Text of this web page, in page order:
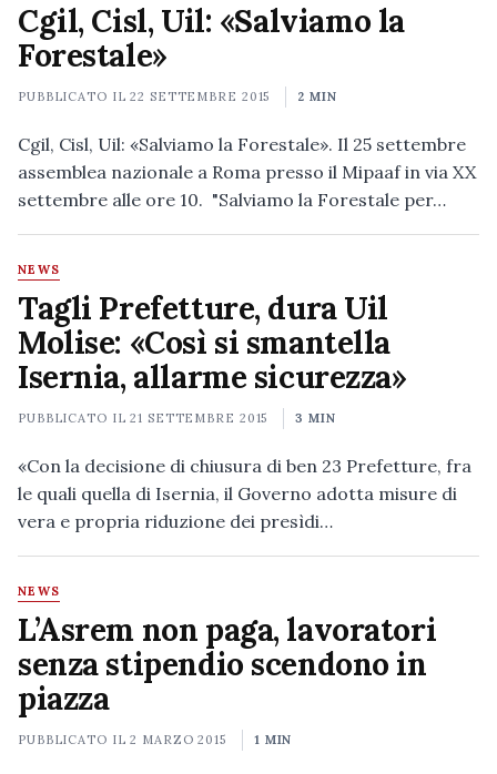
Cgil, Cisl, Uil: «Salviamo la
Forestale»
PUBBLICATO IL22 SETTEMBRE 2015 2 MIN
Cgil, Cisl, Uil: «Salviamo la Forestale». Il 25 settembre
assemblea nazionale a Roma presso il Mipaaf in via XX
settembre alle ore 10. "Salviamo la Forestale per…
NEWS
Tagli Prefetture, dura Uil
Molise: «Così si smantella
Isernia, allarme sicurezza»
PUBBLICATO IL21 SETTEMBRE 2015 3 MIN
«Con la decisione di chiusura di ben 23 Prefetture, fra
le quali quella di Isernia, il Governo adotta misure di
vera e propria riduzione dei presìdi…
NEWS
L’Asrem non paga, lavoratori
senza stipendio scendono in
piazza
PUBBLICATO IL2 MARZO 2015 1 MIN